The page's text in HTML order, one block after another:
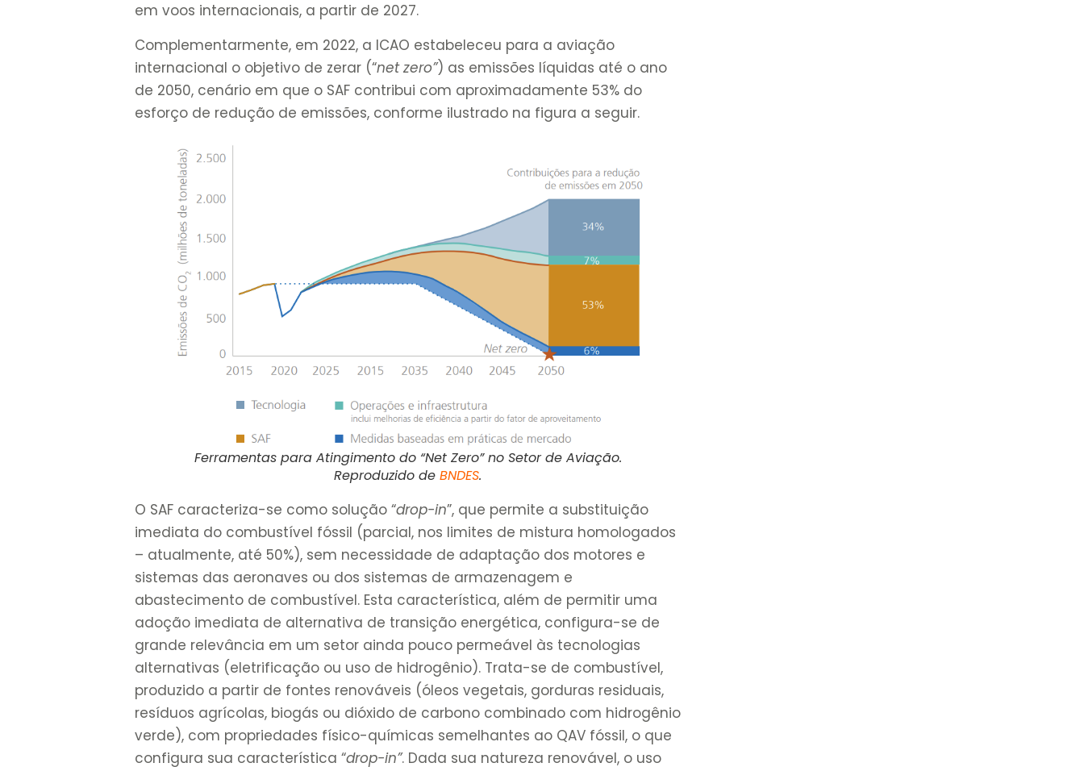
em voos internacionais, a partir de 2027.
Complementarmente, em 2022, a ICAO estabeleceu para a aviação
internacional o objetivo de zerar (“net zero”) as emissões líquidas até o ano
de 2050, cenário em que o SAF contribui com aproximadamente 53% do
esforço de redução de emissões, conforme ilustrado na figura a seguir.
Ferramentas para Atingimento do “Net Zero”no Setor de Aviação.
Reproduzido deBNDES.
O SAF caracteriza-se como solução “drop-in”, que permite a substituição
imediata do combustível fóssil (parcial, nos limites de mistura homologados
– atualmente, até 50%), sem necessidade de adaptação dos motores e
sistemas das aeronaves ou dos sistemas de armazenagem e
abastecimento de combustível. Esta característica, além de permitir uma
adoção imediata de alternativa de transição energética, configura-se de
grande relevância em um setor ainda pouco permeável às tecnologias
alternativas (eletrificação ou uso de hidrogênio). Trata-se de combustível,
produzido a partir de fontes renováveis (óleos vegetais, gorduras residuais,
resíduos agrícolas, biogás ou dióxido de carbono combinado com hidrogênio
verde), com propriedades físico-químicas semelhantes ao QAV fóssil, o que
configura sua característica “drop-in”. Dada sua natureza renovável, o uso